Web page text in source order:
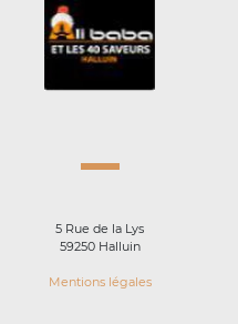
5 Rue de la Lys
59250 Halluin
Mentions légales